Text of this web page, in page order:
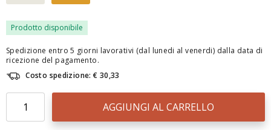
Prodotto disponibile
Spedizione entro 5 giorni lavorativi (dal lunedi al venerdi) dalla data di
ricezione del pagamento.
Costo spedizione: € 30,33
AGGIUNGI AL CARRELLO